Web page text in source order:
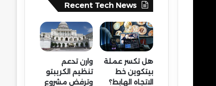
Recent Tech News
هل تكسر عملة
بيتكوين خط
الاتجاه الهابط؟
وارن تدعم
تنظيم الكريبتو
وترفض مشروع